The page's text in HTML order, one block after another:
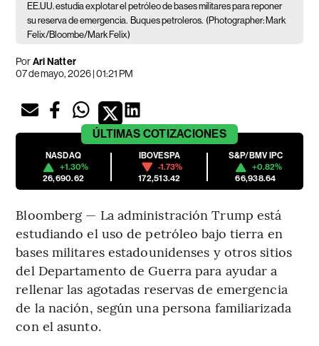
EE.UU. estudia explotar el petróleo de bases militares para reponer
su reserva de emergencia. Buques petroleros. (Photographer: Mark
Felix/Bloombe/Mark Felix)
PorAri Natter
07 de mayo, 2026 | 01:21 PM
ÚLTIMAS COTIZACIONES
NASDAQ
+1.30%
26,690.62
IBOVESPA
-1.73%
172,513.42
S&P/BMV IPC
+0.82%
66,938.64
Bloomberg — La administración Trump está
estudiando el uso de petróleo bajo tierra en
bases militares estadounidenses y otros sitios
del Departamento de Guerra para ayudar a
rellenar las agotadas reservas de emergencia
de la nación, según una persona familiarizada
con el asunto.